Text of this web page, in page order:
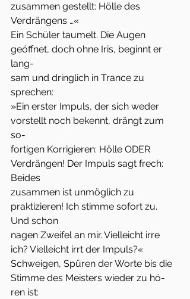
zusammen gestellt: Hölle des
Verdrängens …«
Ein Schüler taumelt. Die Augen
geöffnet, doch ohne Iris, beginnt er
lang-
sam und dringlich in Trance zu
sprechen:
»Ein erster Impuls, der sich weder
vorstellt noch bekennt, drängt zum
so-
fortigen Korrigieren: Hölle ODER
Verdrängen! Der Impuls sagt frech:
Beides
zusammen ist unmöglich zu
praktizieren! Ich stimme sofort zu.
Und schon
nagen Zweifel an mir. Vielleicht irre
ich? Vielleicht irrt der Impuls?«
Schweigen, Spüren der Worte bis die
Stimme des Meisters wieder zu hö-
ren ist: